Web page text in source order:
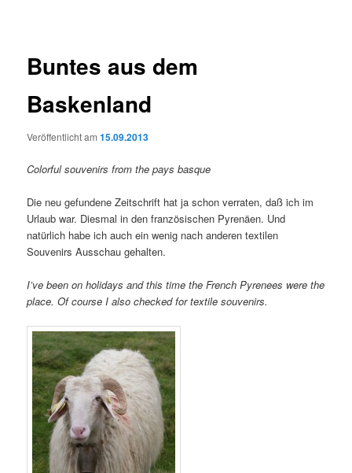
Buntes aus dem
Baskenland
Veröffentlicht am15.09.2013
Colorful souvenirs from the pays basque
Die neu gefundene Zeitschrift hat ja schon verraten, daß ich im
Urlaub war. Diesmal in den französischen Pyrenäen. Und
natürlich habe ich auch ein wenig nach anderen textilen
Souvenirs Ausschau gehalten.
I’ve been on holidays and this time the French Pyrenees were the
place. Of course I also checked for textile souvenirs.